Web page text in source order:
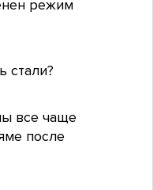
режим
стали?
все чаще
после